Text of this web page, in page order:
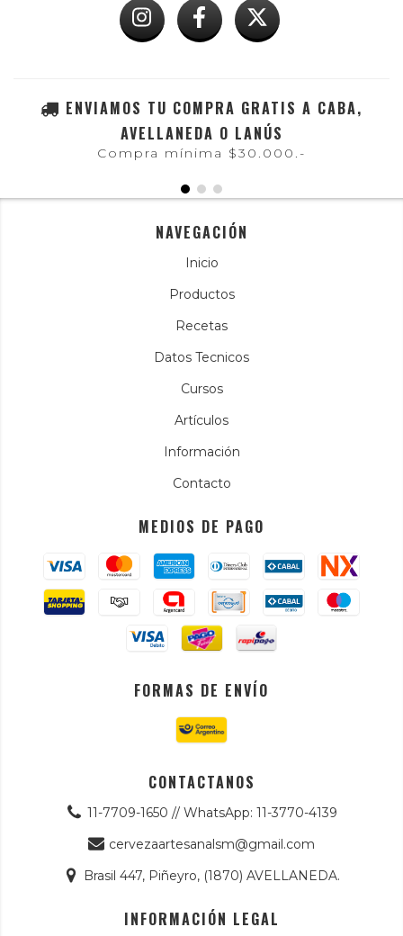
ENVIAMOS TU COMPRA GRATIS A CABA,
AVELLANEDA O LANÚS
Compra mínima $30.000.-
NAVEGACIÓN
Inicio
Productos
Recetas
Datos Tecnicos
Cursos
Artículos
Información
Contacto
MEDIOS DE PAGO
FORMAS DE ENVÍO
CONTACTANOS
11-7709-1650 // WhatsApp: 11-3770-4139
cervezaartesanalsm@gmail.com
Brasil 447, Piñeyro, (1870) AVELLANEDA.
INFORMACIÓN LEGAL